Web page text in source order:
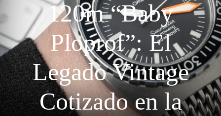
120m “Baby
Ploprof”: El
Legado Vintage
Cotizado en la